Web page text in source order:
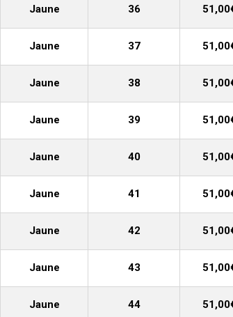
Jaune 36
Jaune 37
Jaune 38
Jaune 39
Jaune 40
Jaune 41
Jaune 42
Jaune 43
Jaune 44